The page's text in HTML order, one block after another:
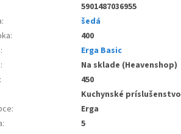
5901487036955
:
šedá
:
400
:
Erga Basic
:
Na sklade (Heavenshop)
:
450
Kuchynské príslušenstvo
:
Erga
:
5